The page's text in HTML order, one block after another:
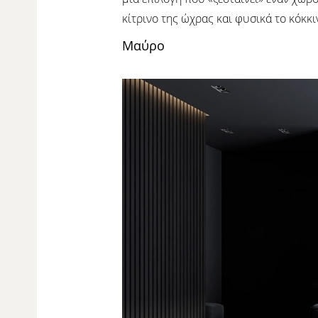
κίτρινο της ώχρας και φυσικά το
Μαύρο